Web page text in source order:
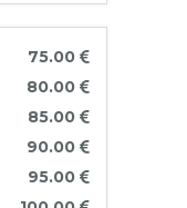
75.00
80.00
85.00
90.00
95.00